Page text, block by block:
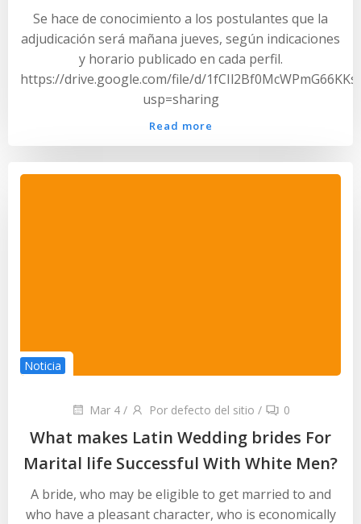
Se hace de conocimiento a los postulantes que la
adjudicación será mañana jueves, según indicaciones
y horario publicado en cada perfil.
https://drive.google.com/file/d/
usp=sharing
Read more
Noticia
Mar 4 / Por defecto del sitio / 0
What makes Latin Wedding brides For
Marital life Successful With White Men?
A bride, who may be eligible to get married to and
who have a pleasant character, who is economically